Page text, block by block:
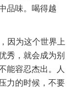
品味。喝得越
因为这个世界上
秀，就会成为别
能容忍杰出。人
力的时候，不要